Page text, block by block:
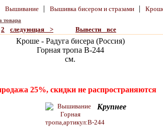
Вышивание | Вышивка бисером и стразами |
товара
2 следующая > Вывести все
Кроше - Радуга бисера (Россия)
Горная тропа В-244
см.
25%, скидки не распространяются
Крупнее